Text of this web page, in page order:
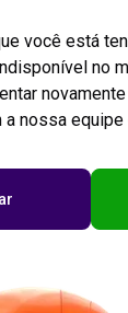
você está
no
a nossa